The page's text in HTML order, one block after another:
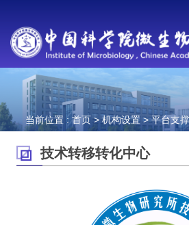
当前位置 : 首页>机构设置>平台支
技术转移转化中心